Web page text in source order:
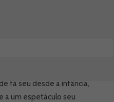
me telefonou,
Ter sido entrevistado
fã seu desde a infância,
a um espetáculo seu